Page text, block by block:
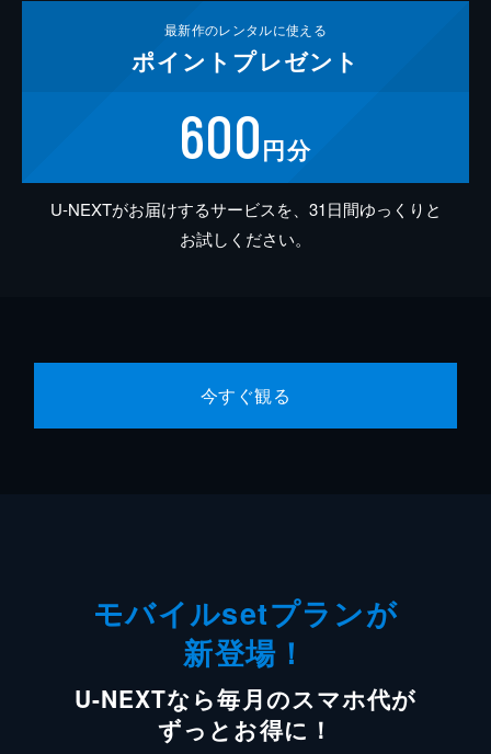
最新作のレンタルに使える
ポイント プレゼント
600円分
U-NEXTがお届けするサービスを、31日間ゆっくりと
お試しください。
今すぐ観る
モバイルsetプランが
新登場！
U-NEXTなら毎月のスマホ代が
ずっとお得に！